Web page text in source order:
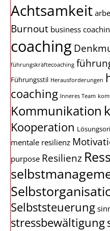
Achtsamkeit
Burnout business
coaching
führungskräftecoaching
Führungsstil Herausforderungen
coaching Inneres Team
Kommunikation
Kooperation
mentale resilienz
purpose Resilienz
Selbststeuerung
stressbewältigung